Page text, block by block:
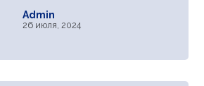
Admin
26 июля, 2024